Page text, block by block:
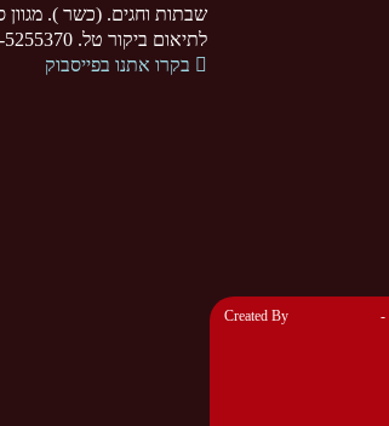
שבתות וחגים. (כשר ). מגוון
לתיאום ביקור טל. 077-5255370. www.sarina-chocolate.co.il
בקרו אתנו בפייסבוק
Created By